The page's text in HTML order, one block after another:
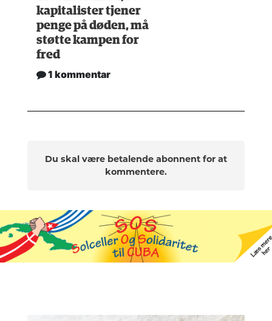
kapitalister tjener
penge på døden, må
støtte kampen for
fred
1 kommentar
Du skal være betalende abonnent for at
kommentere.